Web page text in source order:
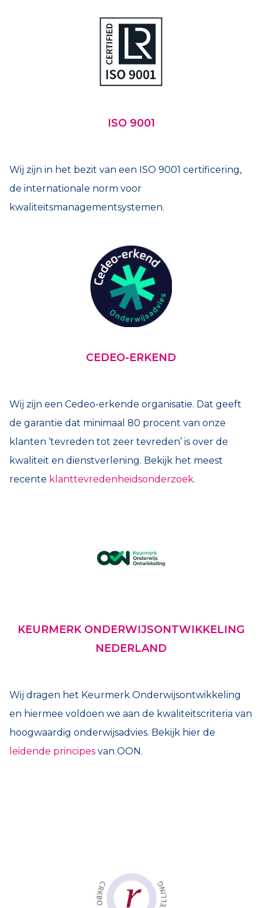
ISO 9001
Wij zijn in het bezit van een ISO 9001 certificering,
de internationale norm voor
kwaliteitsmanagementsystemen.
CEDEO-ERKEND
Wij zijn een Cedeo-erkende organisatie. Dat geeft
de garantie dat minimaal 80 procent van onze
klanten ‘tevreden tot zeer tevreden’ is over de
kwaliteit en dienstverlening. Bekijk het meest
recente klanttevredenheidsonderzoek.
KEURMERK ONDERWIJSONTWIKKELING
NEDERLAND
Wij dragen het Keurmerk Onderwijsontwikkeling
en hiermee voldoen we aan de kwaliteitscriteria van
hoogwaardig onderwijsadvies. Bekijk hier de
leidende principes van OON.